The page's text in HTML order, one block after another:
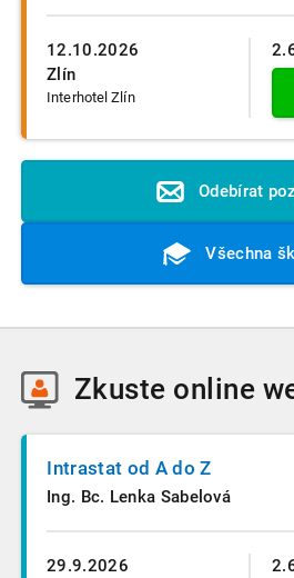
12.10.2026
Zlín
Interhotel Zlín
Odebírat
Všechna
Zkuste online
29.9.2026
Intrastat od A do Z
Ing. Bc. Lenka Sabelová